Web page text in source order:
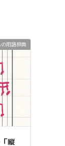
の用語辞典
縦